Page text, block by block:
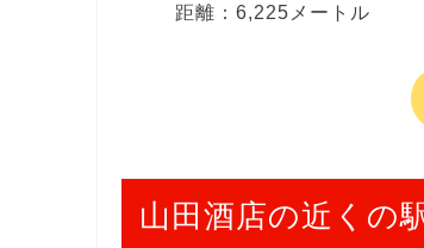
距離：6,225メートル
山田酒店の近くの